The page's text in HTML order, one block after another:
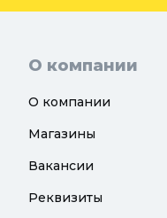
О компании
О компании
Магазины
Вакансии
Реквизиты